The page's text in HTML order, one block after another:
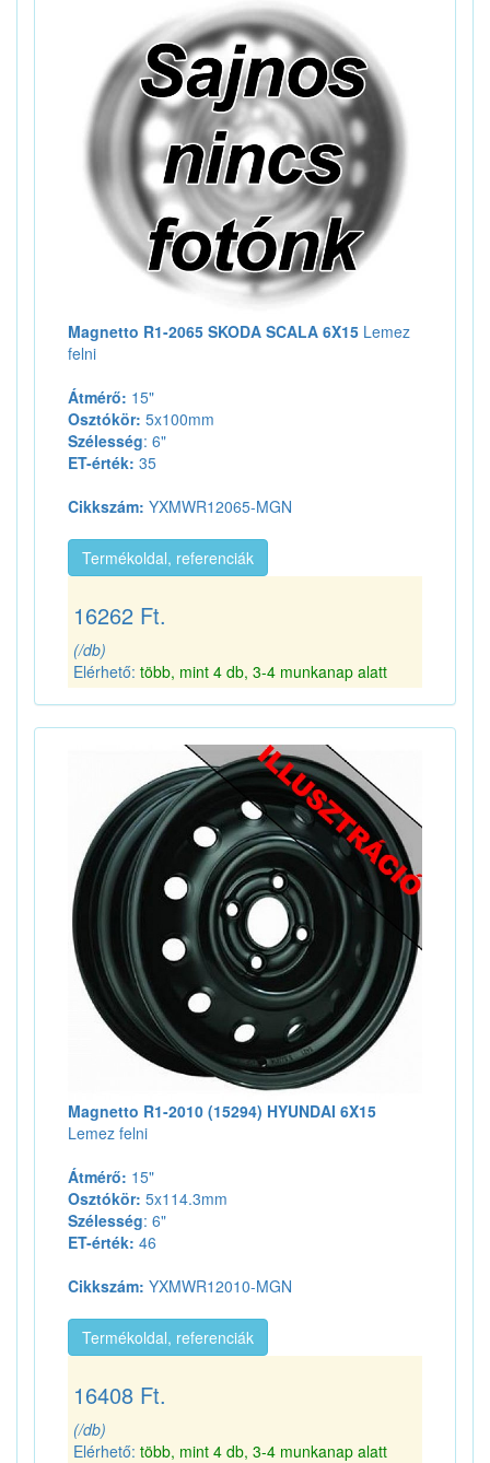
Magnetto R1-2065 SKODA SCALA 6X15 Lemez
felni
Átmérő: 15"
Osztókör: 5x100mm
Szélesség: 6"
ET-érték: 35
Cikkszám: YXMWR12065-MGN
Termékoldal, referenciák
16262 Ft.
(/db)
Elérhető: több, mint 4 db, 3-4 munkanap alatt
Magnetto R1-2010 (15294) HYUNDAI 6X15
Lemez felni
Átmérő: 15"
Osztókör: 5x114.3mm
Szélesség: 6"
ET-érték: 46
Cikkszám: YXMWR12010-MGN
Termékoldal, referenciák
16408 Ft.
(/db)
Elérhető: több, mint 4 db, 3-4 munkanap alatt